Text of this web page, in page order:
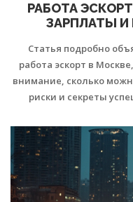
РАБОТА
ЗАРПЛАТЫ
Статья подробно
работа эскорт в
внимание, сколько
риски и секреты
мифов и
распространённые
индустрии — без
поймёте, подходит